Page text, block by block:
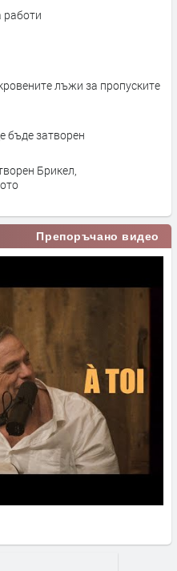
работи
лъжи за пропуските
бъде затворен
Брикел,
Препоръчано видео